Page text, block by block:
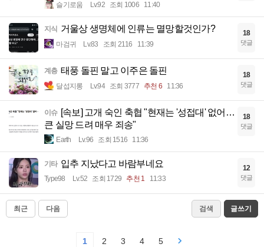
슬기로움 Lv.92 조회 1006 11:40
지식 거울상 생명체에 인류는 멸망할것인가?
마검귀 Lv.83 조회 2116 11:39
18
댓글
계층 태풍 돌핀 말고 이주은 돌핀
달섭지롱 Lv.94 조회 3777 추천 6 11:36
18
댓글
이슈 [속보] 고개 숙인 축협 "현재는 '성접대' 없어…
큰 실망 드려 매우 죄송"
Earth Lv.96 조회 1516 11:36
18
댓글
기타 입추 지났다고 바람부네요
Type98 Lv.52 조회 1729 추천 1 11:33
12
댓글
최근 다음 검색 글쓰기
1 2 3 4 5